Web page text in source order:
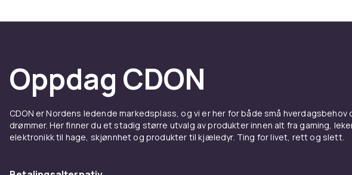
Oppdag CDON
CDON er Nordens ledende markedsplass, og vi er her for både små hverdagsbehov
drømmer. Her finner du et stadig større utvalg av produkter innen alt fra gaming,
elektronikk til hage, skjønnhet og produkter til kjæledyr. Ting for livet, rett og slett.